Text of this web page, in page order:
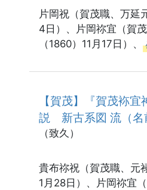
片岡祝（賀茂職、万延
4日）、片岡祢宜（賀
（1860）11月17日）、
【賀茂】『賀茂袮
説 新古系図 流（名
（致久）
貴布祢祝（賀茂職、元
1月28日）、片岡祢宜